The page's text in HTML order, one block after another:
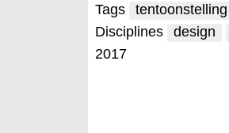
Tags
tentoonstelling
Disciplines
design
2017